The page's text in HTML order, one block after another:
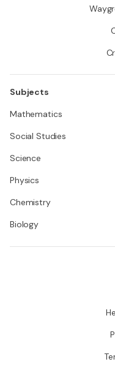
Subjects
Mathematics
Social Studies
Science
Physics
Chemistry
Biology